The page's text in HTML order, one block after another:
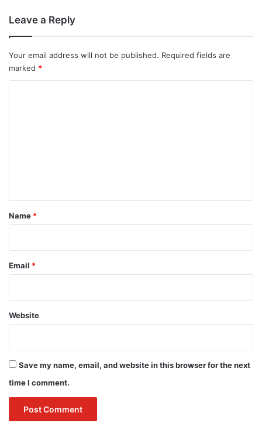
Leave a Reply
Your email address will not be published. Required fields are
marked *
*
Name *
Email *
Website
Save my name, email, and website in this browser for the next
time I comment.